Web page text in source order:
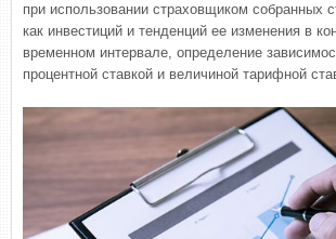
при использовании страховщиком собранных
как инвестиций и тенденций ее изменения в
временном интервале, определение
процентной ставкой и величиной тарифной